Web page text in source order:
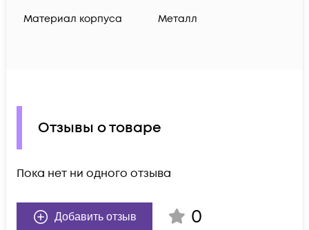
Материал корпуса Металл
Отзывы о товаре
Пока нет ни одного отзыва
Добавить отзыв 0